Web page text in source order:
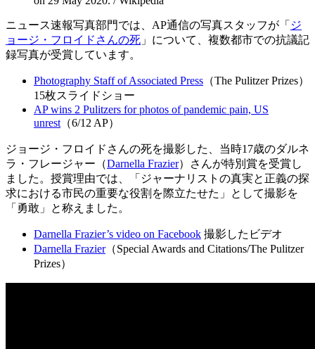
ニュース速報写真部門では、AP通信の写真スタッフが「 ジ
ョージ・フロイドさんの死 」について、複数都市での抗議記
録写真が受賞しています。
Photography Staff of Associated Press （The Pulitzer Prizes）
15枚スライドショー
AP wins 2 Pulitzers for photos of pandemic pain, US
unrest（6/12 AP）
ジョージ・フロイドさんの死を撮影した、当時17歳のダルネ
ラ・フレージャー（Darnella Frazier）さんが特別賞を受賞し
ました。授賞理由では、「ジャーナリストの真実と正義の探
求における市民の重要な役割を際立たせた」として撮影を
「勇敢」と称えました。
Darnella Frazier’s video on Facebook 撮影したビデオ
Darnella Frazier（Special Awards and Citations/The Pulitzer
Prizes）